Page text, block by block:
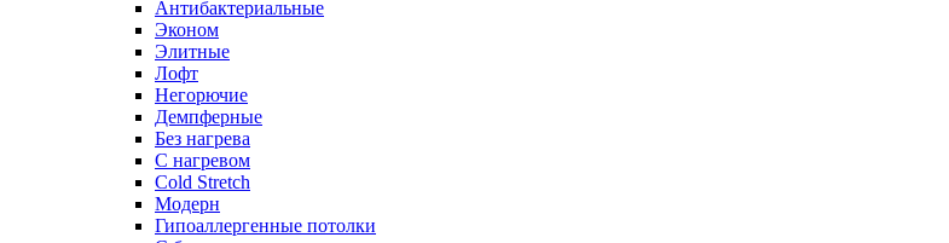
Антибактериальные
Эконом
Элитные
Лофт
Негорючие
Демпферные
Без нагрева
С нагревом
Cold Stretch
Модерн
Гипоаллергенные потолки